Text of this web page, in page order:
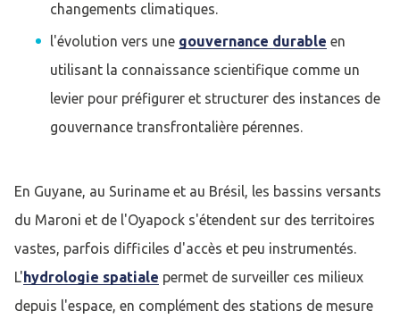
changements climatiques.
l'évolution vers une gouvernance durable en
utilisant la connaissance scientifique comme un
levier pour préfigurer et structurer des instances de
gouvernance transfrontalière pérennes.
En Guyane, au Suriname et au Brésil, les bassins versants
du Maroni et de l'Oyapock s'étendent sur des territoires
vastes, parfois difficiles d'accès et peu instrumentés.
L'hydrologie spatiale permet de surveiller ces milieux
depuis l'espace, en complément des stations de mesure